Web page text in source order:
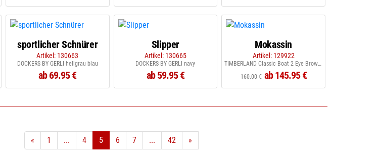
sportlicher Schnürer
Artikel: 130663
DOCKERS BY GERLI hellgrau blau
ab 69.95 €
Slipper
Artikel: 130665
DOCKERS BY GERLI navy
ab 59.95 €
Mokassin
Artikel: 129922
TIMBERLAND Classic Boat 2 Eye Brown brown
160.00 € ab 145.95 €
« 1 ... 4 5 6 7 ... 42 »